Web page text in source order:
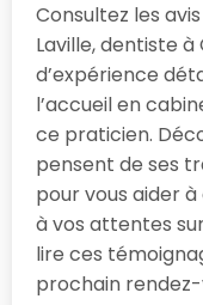
Consultez les
Laville, dentiste
d’expérience
l’accueil en
ce praticien.
pensent de ses
pour vous aider
à vos attentes
lire ces
prochain rendez-